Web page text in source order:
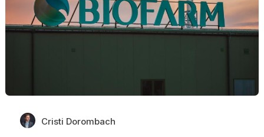
Cristi Dorombach